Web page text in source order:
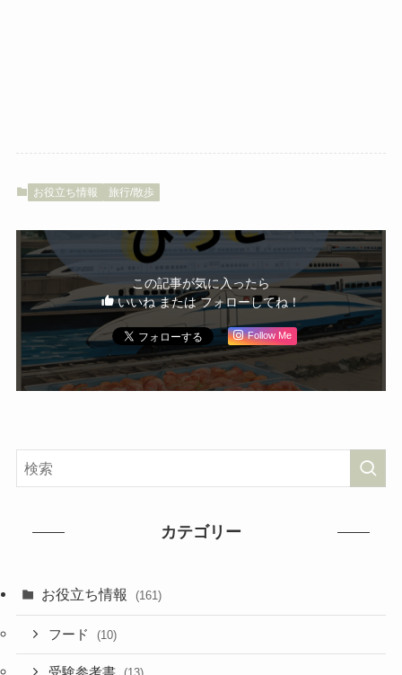
お役立ち情報 旅行/散歩
この記事が気に入ったら
いいね または フォローしてね！
Follow Me
カテゴリー
お役立ち情報 (161)
フード (10)